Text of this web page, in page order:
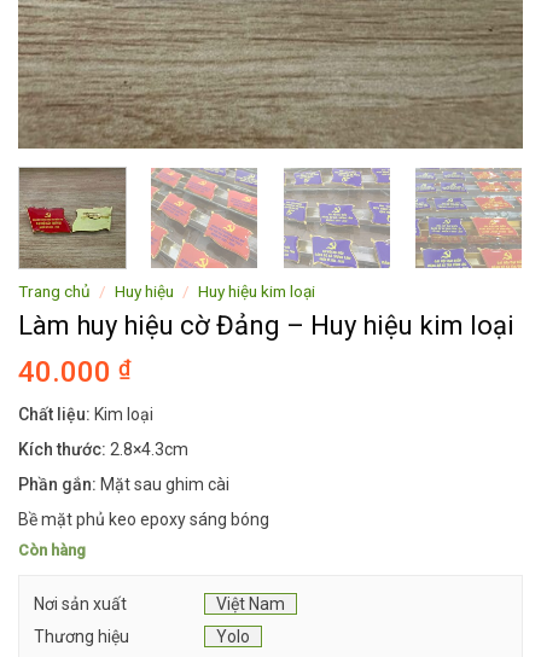
Trang chủ / Huy hiệu / Huy hiệu kim loại
Làm huy hiệu cờ Đảng – Huy hiệu kim loại
40.000 ₫
Chất liệu: Kim loại
Kích thước: 2.8×4.3cm
Phần gắn: Mặt sau ghim cài
Bề mặt phủ keo epoxy sáng bóng
Còn hàng
Nơi sản xuất
Việt Nam
Thương hiệu
Yolo